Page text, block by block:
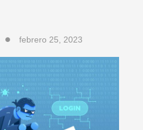
febrero 25, 2023